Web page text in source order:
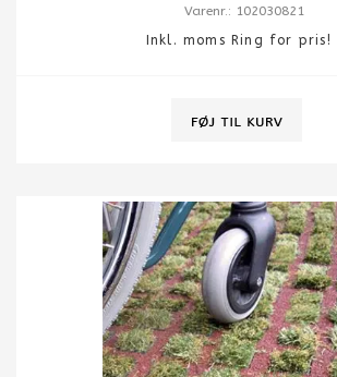
Varenr.: 102030821
Inkl. moms Ring for pris!